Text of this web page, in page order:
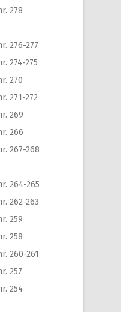
278
276-277
274-275
270
271-272
269
266
267-268
264-265
262-263
259
258
260-261
257
254